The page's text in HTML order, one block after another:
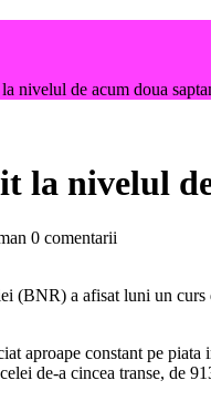
nivelul de acum doua
la nivelul
0 comentarii
(BNR) a afisat luni un
aproape constant pe
de-a cincea transe, de